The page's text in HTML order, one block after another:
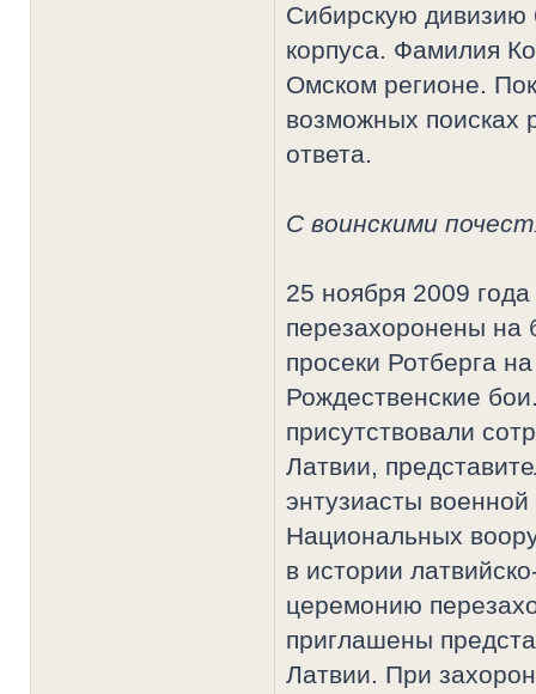
Сибирскую дивизию
корпуса. Фамилия
Омском регионе.
возможных поисках
ответа.
С воинскими
25 ноября 2009
перезахоронены на
просеки Ротберга
Рождественские
присутствовали
Латвии,
энтузиасты
Национальных
в истории
церемонию
приглашены
Латвии. При